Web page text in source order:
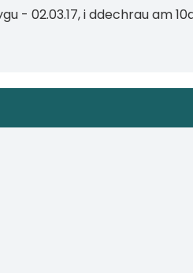
- 02.03.17, i ddechrau am